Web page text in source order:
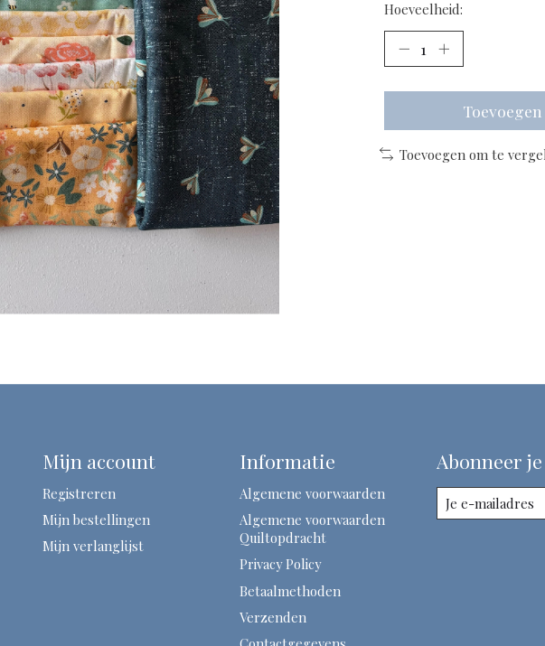
Hoeveelheid:
Toevoegen om te
Mijn account
Registreren
Mijn bestellingen
Mijn verlanglijst
Informatie
Algemene voorwaarden
Algemene voorwaarden
Quiltopdracht
Privacy Policy
Betaalmethoden
Verzenden
Abonneer